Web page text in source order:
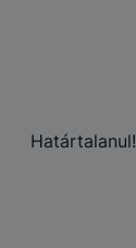
Határtalanul!